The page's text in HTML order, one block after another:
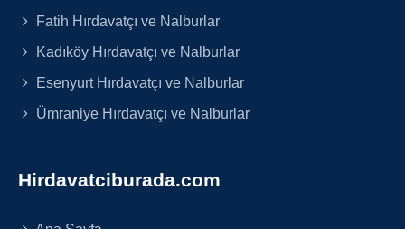
Fatih Hırdavatçı ve Nalburlar
Kadıköy Hırdavatçı ve Nalburlar
Esenyurt Hırdavatçı ve Nalburlar
Ümraniye Hırdavatçı ve Nalburlar
Hirdavatciburada.com